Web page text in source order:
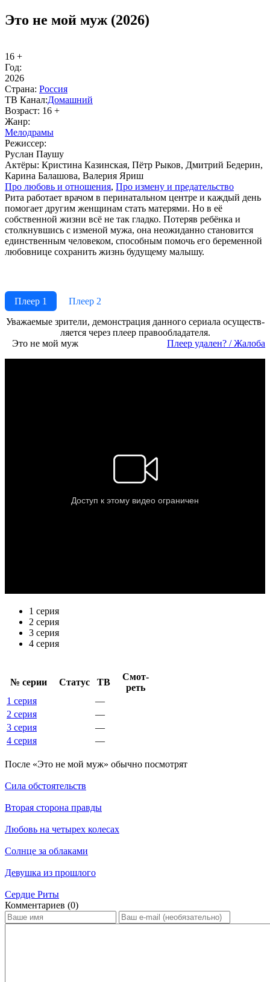
Это не мой муж (2026)
16 +
Год:
2026
Стра­на: Рос­сия
ТВ Ка­нал:До­маш­ний
Воз­раст: 16 +
Жанр:
Ме­ло­дра­мы
Ре­жис­сер:
Руслан Паушу
Ак­тё­ры: Кристина Казинская, Пётр Рыков, Дмитрий Бедерин,
Карина Балашова, Валерия Яриш
Про лю­бовь и от­но­ше­ния, Про из­ме­ну и пре­да­тель­ст­во
Рита работает врачом в перинатальном центре и каждый день
помогает другим женщинам стать матерями. Но в её
собственной жизни всё не так гладко. Потеряв ребёнка и
столкнувшись с изменой мужа, она неожиданно становится
единственным человеком, способным помочь его беременной
любовнице сохранить жизнь будущему малышу.
Плеер 1
Плеер 2
Ува­жае­мые зри­те­ли, де­мон­ст­ра­ция дан­но­го се­риа­ла осу­ще­ст­в­
ля­ет­ся че­рез пле­ер пра­во­об­ла­да­те­ля.
Это не мой муж
Пле­ер уда­лен? / Жа­ло­ба
1 серия
2 серия
3 серия
4 серия
№ се­рии Ста­тус ТВ
Смот­
реть
1 серия
—
2 серия
—
3 серия
—
4 серия
—
По­сле «Это не мой муж» обыч­но по­смот­рят
Сила обстоятельств
Вторая сторона правды
Любовь на четырех колесах
Солнце за облаками
Девушка из прошлого
Сердце Риты
Ком­мен­та­ри­ев (0)